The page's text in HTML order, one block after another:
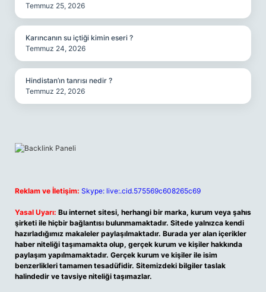
Temmuz 25, 2026
Karıncanın su içtiği kimin eseri ?
Temmuz 24, 2026
Hindistan’ın tanrısı nedir ?
Temmuz 22, 2026
Reklam ve İletişim: Skype: live:.cid.575569c608265c69
Yasal Uyarı: Bu internet sitesi, herhangi bir marka, kurum veya şahıs
şirketi ile hiçbir bağlantısı bulunmamaktadır. Sitede yalnızca kendi
hazırladığımız makaleler paylaşılmaktadır. Burada yer alan içerikler
haber niteliği taşımamakta olup, gerçek kurum ve kişiler hakkında
paylaşım yapılmamaktadır. Gerçek kurum ve kişiler ile isim
benzerlikleri tamamen tesadüfidir. Sitemizdeki bilgiler taslak
halindedir ve tavsiye niteliği taşımazlar.